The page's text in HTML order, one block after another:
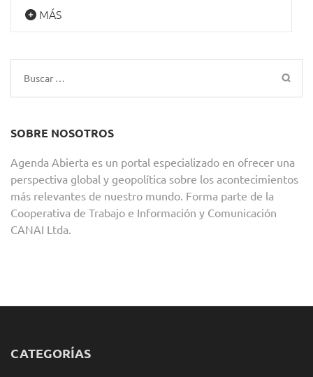
MÁS
Buscar:
SOBRE NOSOTROS
Agenda Abierta es un portal especializado en ofrecer una
perspectiva global y geopolítica sobre los acontecimientos
más relevantes de nuestro mundo. Forma parte de la
Cooperativa de Trabajo e Información y Comunicación
CANAI Ltda.
CATEGORÍAS